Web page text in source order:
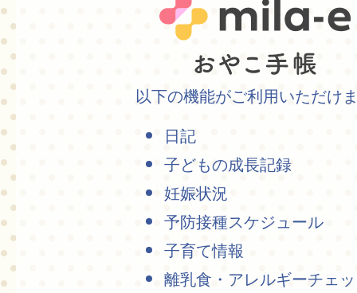
以下の機能がご利用いただけ
日記
子どもの成長記録
妊娠状況
予防接種スケジュール
子育て情報
離乳食・アレルギーチェ